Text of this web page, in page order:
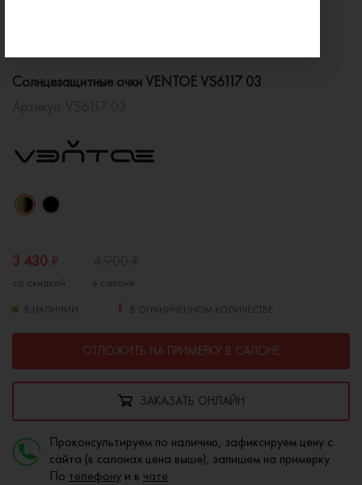
Солнцезащитные очки VENTOE VS6117 03
3 430 ₽
со скидкой в салоне
В НАЛИЧИИ В ОГРАНИЧЕННОМ КОЛИЧЕСТВЕ
ОТЛОЖИТЬ НА ПРИМЕРКУ В САЛОНЕ
ЗАКАЗАТЬ ОНЛАЙН
Проконсультируем по наличию, зафиксируем цену с
сайта (в салонах цена выше), запишем на примерку.
По телефону и в чате